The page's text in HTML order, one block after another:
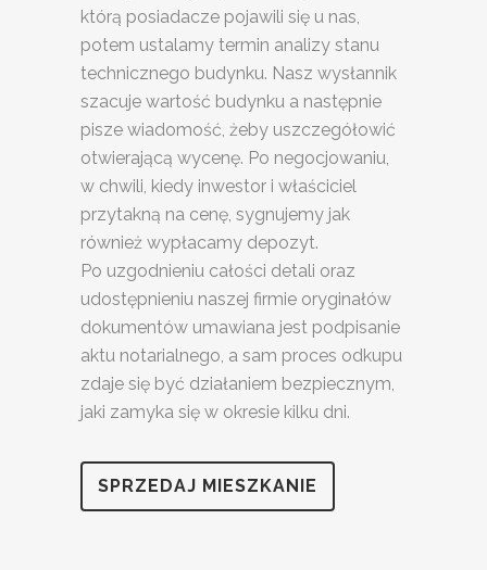
którą posiadacze pojawili się u nas,
potem ustalamy termin analizy stanu
technicznego budynku. Nasz wysłannik
szacuje wartość budynku a następnie
pisze wiadomość, żeby uszczegółowić
otwierającą wycenę. Po negocjowaniu,
w chwili, kiedy inwestor i właściciel
przytakną na cenę, sygnujemy jak
również wypłacamy depozyt.
Po uzgodnieniu całości detali oraz
udostępnieniu naszej firmie oryginałów
dokumentów umawiana jest podpisanie
aktu notarialnego, a sam proces odkupu
zdaje się być działaniem bezpiecznym,
jaki zamyka się w okresie kilku dni.
SPRZEDAJ MIESZKANIE